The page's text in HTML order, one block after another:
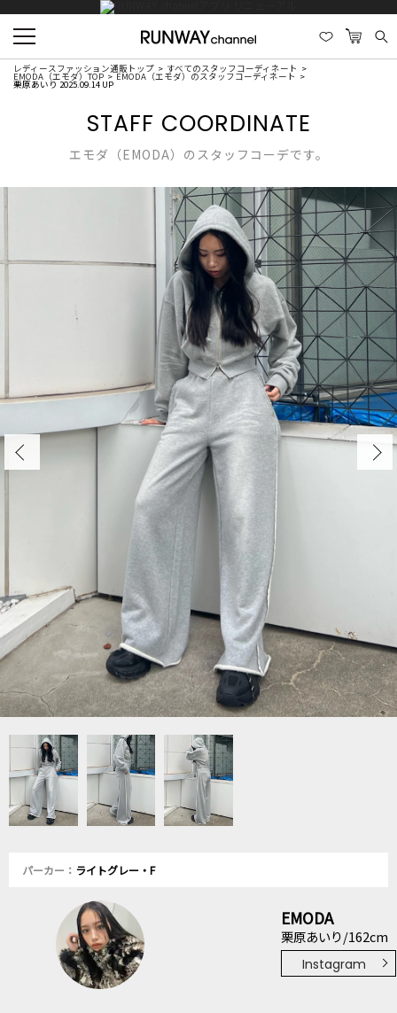
レディースファッション通販トップ すべてのスタッフコーディネート
EMODA（エモダ）TOP EMODA（エモダ）のスタッフコーディネート
栗原あいり 2025.09.14 UP
STAFF COORDINATE
エモダ（EMODA）のスタッフコーデです。
パーカー： ライトグレー・F
EMODA
栗原あいり/162cm
Instagram